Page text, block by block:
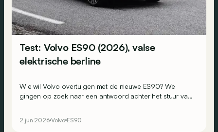
Test: Volvo ES90 (2026), valse
elektrische berline
Wie wil Volvo overtuigen met de nieuwe ES90? We
gingen op zoek naar een antwoord achter het stuur van
2 jun 2026 Volvo ES90